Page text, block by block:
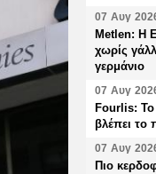
07 Αυγ
Metlen: Η
χωρίς
γερμάνιο
07 Αυγ
Fourlis: Το
βλέπει το
07 Αυγ
Πιο